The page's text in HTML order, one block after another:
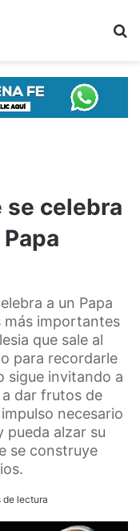
se celebra
a un Papa
más importantes
que sale al
para recordarle
sigue invitando a
dar frutos de
necesario
pueda alzar su
se construye
de lectura